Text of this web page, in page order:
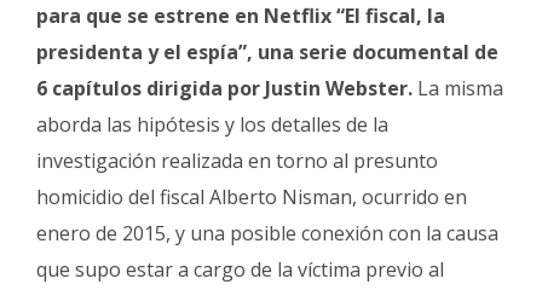
para que se estrene en Netflix “El fiscal, la
presidenta y el espía”, una serie documental de
6 capítulos dirigida por Justin Webster. La misma
aborda las hipótesis y los detalles de la
investigación realizada en torno al presunto
homicidio del fiscal Alberto Nisman, ocurrido en
enero de 2015, y una posible conexión con la causa
que supo estar a cargo de la víctima previo al